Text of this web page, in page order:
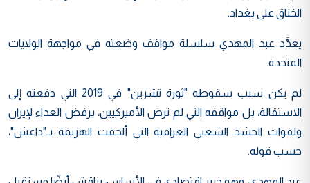
الخناق على بغداد.
يعدَّد عبد المهدي سلسلة مواقف وضعته في مواجهة الولايات
المتحدة.
لم يكن سبب سقوطه "ثورة تشرين" في 2019 التي دفعته إلى
الاستقالة، بل مواقفه التي لم ترض الأميركيين، برفض العداء لإيران
ولقوات الحشد الشعبي العراقية التي ألحقت الهزيمة بـ"داعش"،
حسب قوله.